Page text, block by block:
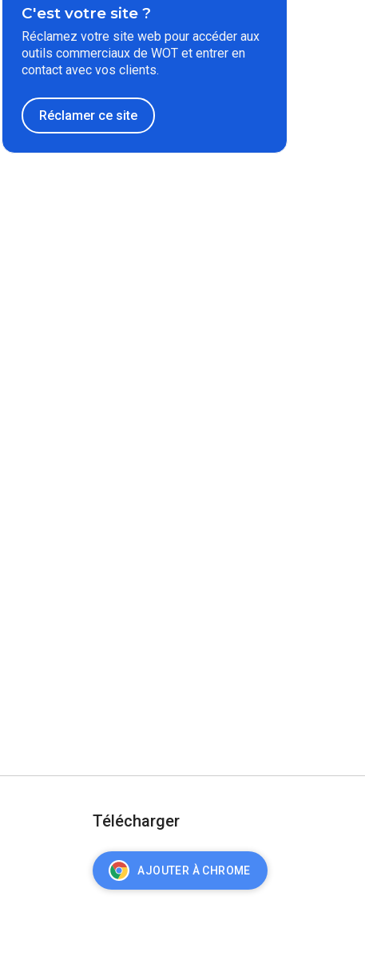
C'est votre site ?
Réclamez votre site web pour accéder aux
outils commerciaux de WOT et entrer en
contact avec vos clients.
Réclamer ce site
Télécharger
AJOUTER À CHROME